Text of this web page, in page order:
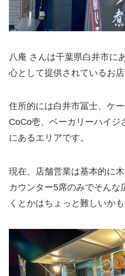
八庵 さんは千葉県白井市に
心として提供されているお店
住所的には白井市冨士、ケー
CoCo壱、ベーカリーハイジ
にあるエリアです。
現在、店舗営業は基本的に
カウンター5席のみでそんな
くとかはちょっと難しいかも